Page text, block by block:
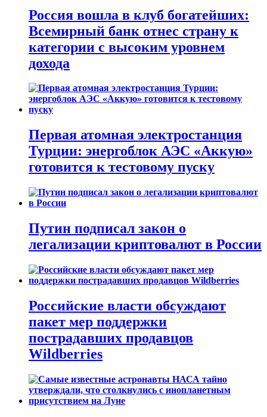
Россия вошла в клуб богатейших:
Всемирный банк отнес страну к
категории с высоким уровнем
дохода
Первая атомная электростанция
Турции: энергоблок АЭС «Аккую»
готовится к тестовому пуску
Путин подписал закон о
легализации криптовалют в России
Российские власти обсуждают
пакет мер поддержки
пострадавших продавцов
Wildberries